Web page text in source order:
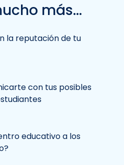
más...
la reputación de tu
con tus posibles
educativo a los